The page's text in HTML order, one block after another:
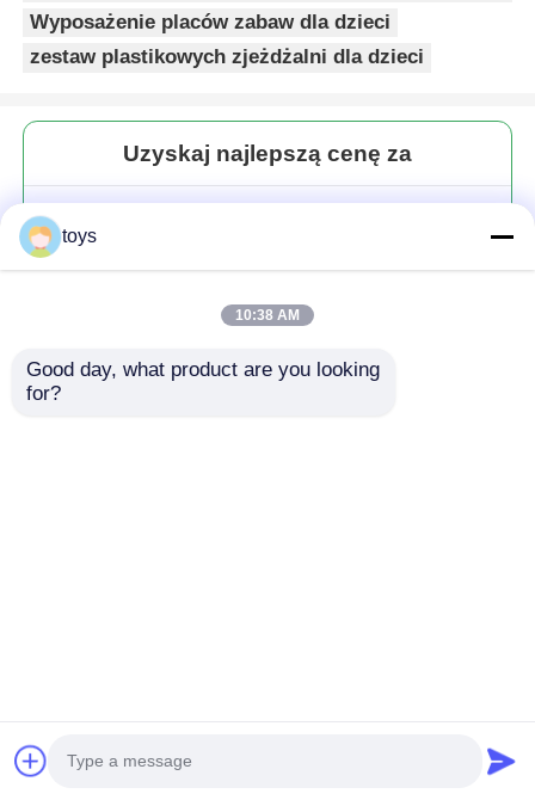
Wyposażenie placów zabaw dla dzieci
zestaw plastikowych zjeżdżalni dla dzieci
Uzyskaj najlepszą cenę za
rozrywkowy Park Ogród Plac
zabaw Slide Trwałe plastikowe
zabawki dla dzieci
toys
10:38 AM
Good day, what product are you looking
for?